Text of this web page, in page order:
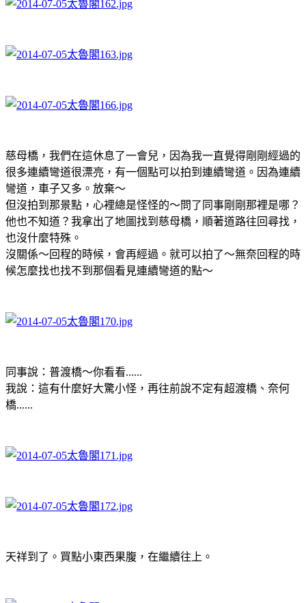
慈母橋，我們在這休息了一會兒，因為我一直覺得剛剛經過的
很多連續彎道很漂亮，有一個點可以拍到連續彎道。因為連續
彎道，車子又多。放棄～
但沒拍到那景點，心裡總是怪怪的～問了同事剛剛那裡是哪？
他也不知道？我拿出了地圖找到慈母橋，順著道路往回尋找，
也沒什麼特殊。
沒關係～回程的時候，會再經過。就可以拍了～無奈回程的時
候怎麼找也找不到那個看見連續彎道的點～
同事說：普渡橋～你看看......
我說：這有什麼好大驚小怪，再往前說不定有超渡橋、奈何
橋......
天祥到了。買點小東西果腹，在繼續往上。